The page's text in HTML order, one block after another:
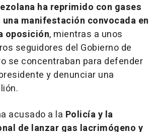
ha reprimido con gases
manifestación convocada en
oposición, mientras a unos
seguidores del Gobierno de
se concentraban para defender
y denunciar una
acusado a la Policía y la
de lanzar gas lacrimógeno y